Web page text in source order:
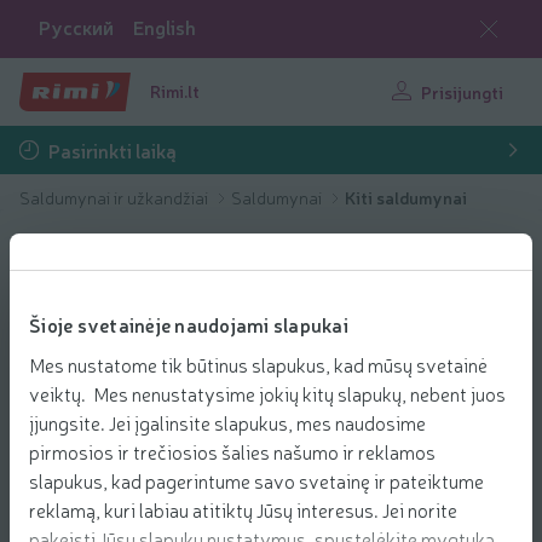
Šioje svetainėje naudojami slapukai
Mes nustatome tik būtinus slapukus, kad mūsų svetainė
veiktų. Mes nenustatysime jokių kitų slapukų, nebent juos
įjungsite. Jei įgalinsite slapukus, mes naudosime
pirmosios ir trečiosios šalies našumo ir reklamos
slapukus, kad pagerintume savo svetainę ir pateiktume
reklamą, kuri labiau atitiktų Jūsų interesus. Jei norite
Русский English
Rimi.lt Prisijungti
Pasirinkti laiką
Saldumynai ir užkandžiai Saldumynai Kiti saldumynai